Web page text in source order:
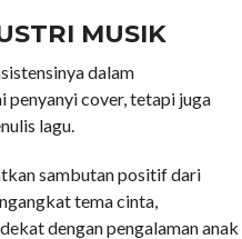
MUSIK
dalam
penyanyi cover, tetapi juga
lagu.
sambutan positif dari
tema cinta,
dengan pengalaman anak